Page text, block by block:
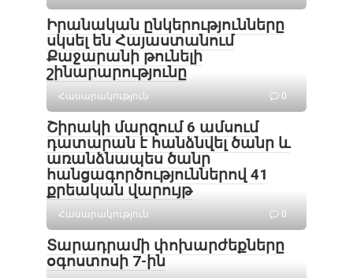
Իրանական ընկերությունները
սկսել են Հայաստանում
Քաջարանի թունելի
շինարարությունը
Հասարակություն 0
Շիրակի մարզում 6 ամսում
դատարան է հանձնվել ծանր և
առանձնապես ծանր
հանցագործություններով 41
քրեական վարույթ
Հասարակություն 0
Տարադրամի փոխարժեքները
օգոստոսի 7-ին